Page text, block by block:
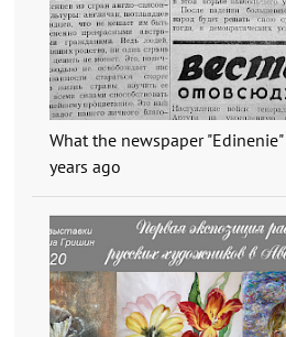
What the newspaper
years ago